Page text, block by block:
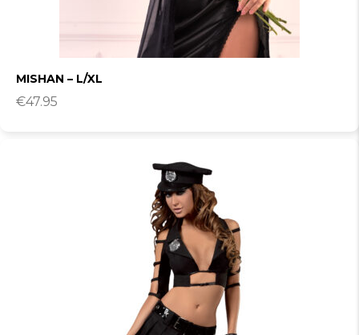
MISHAN – L/XL
€47.95